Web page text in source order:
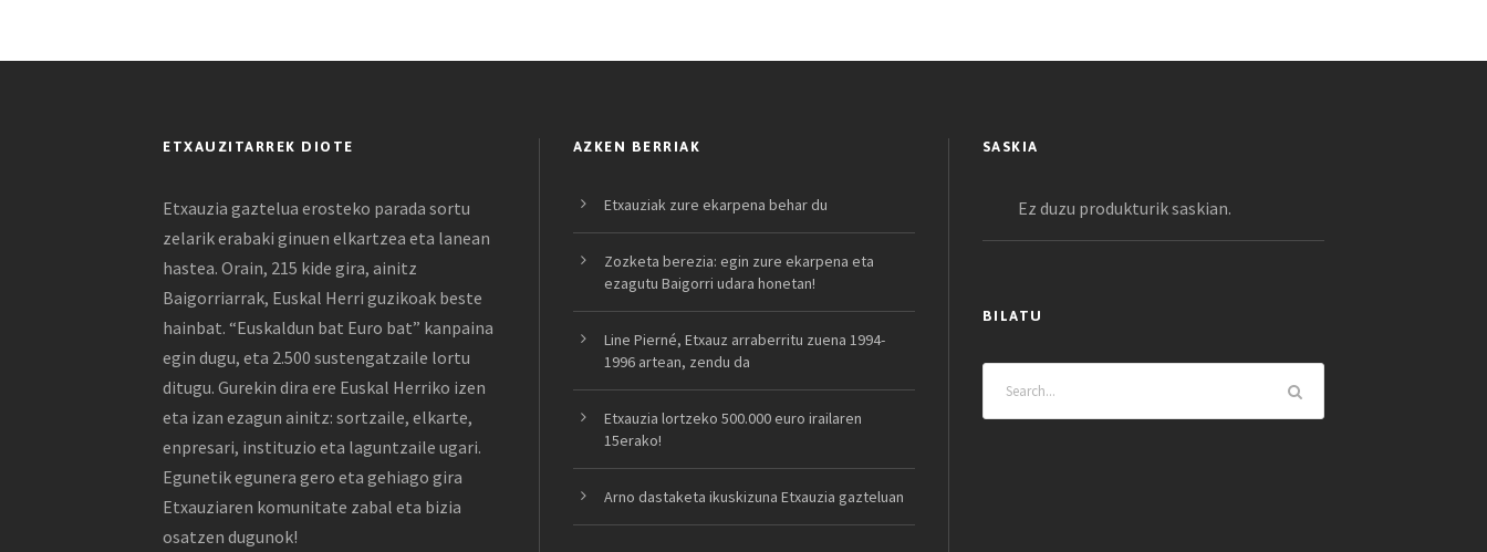
ETXAUZITARREK DIOTE
Etxauzia gaztelua erosteko parada sortu
zelarik erabaki ginuen elkartzea eta lanean
hastea. Orain, 215 kide gira, ainitz
Baigorriarrak, Euskal Herri guzikoak beste
hainbat. “Euskaldun bat Euro bat” kanpaina
egin dugu, eta 2.500 sustengatzaile lortu
ditugu. Gurekin dira ere Euskal Herriko izen
eta izan ezagun ainitz: sortzaile, elkarte,
enpresari, instituzio eta laguntzaile ugari.
Egunetik egunera gero eta gehiago gira
Etxauziaren komunitate zabal eta bizia
osatzen dugunok!
AZKEN BERRIAK
Etxauziak zure ekarpena behar du
Zozketa berezia: egin zure ekarpena eta
ezagutu Baigorri udara honetan!
Line Pierné, Etxauz arraberritu zuena 1994-
1996 artean, zendu da
Etxauzia lortzeko 500.000 euro irailaren
15erako!
Arno dastaketa ikuskizuna Etxauzia gazteluan
SASKIA
Ez duzu produkturik saskian.
BILATU